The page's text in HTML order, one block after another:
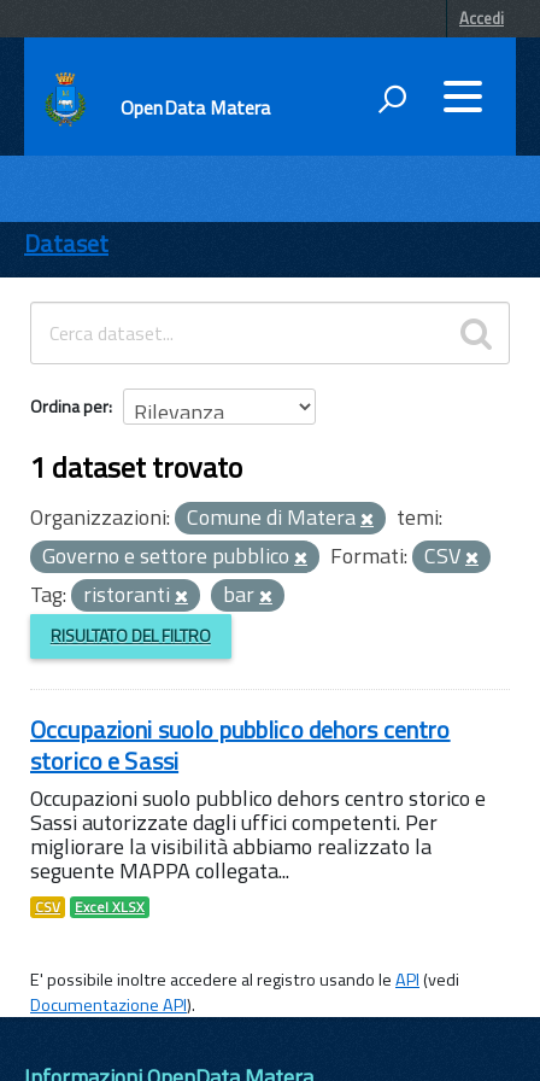
Accedi
OpenData Matera
ENTI
TEMI
INFORMAZIONI
Dataset
Ordina per
1 dataset trovato
Organizzazioni: Comune di Matera
temi:
Governo e settore pubblico
Formati: CSV
Tag: ristoranti bar
RISULTATO DEL FILTRO
Occupazioni suolo pubblico dehors centro
storico e Sassi
Occupazioni suolo pubblico dehors centro storico e
Sassi autorizzate dagli uffici competenti. Per
migliorare la visibilità abbiamo realizzato la
seguente MAPPA collegata...
CSV Excel XLSX
E' possibile inoltre accedere al registro usando leAPI(vedi
Documentazione API).